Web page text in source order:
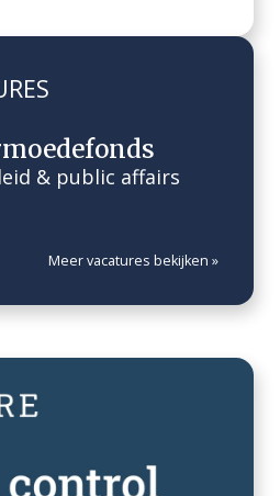
& public affairs
Meer vacatures bekijken »